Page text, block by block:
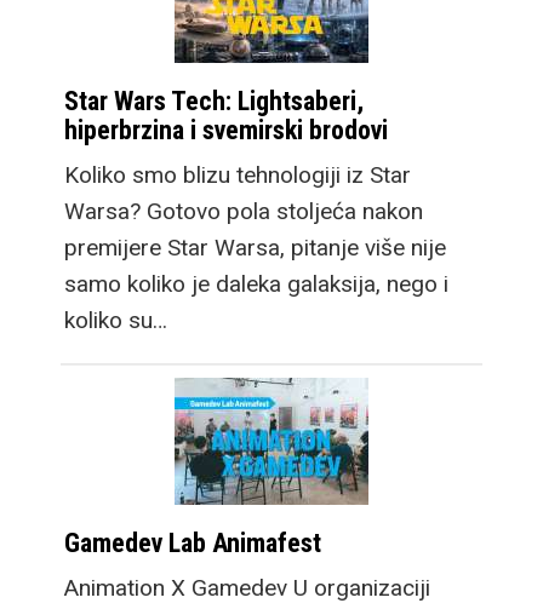
Star Wars Tech: Lightsaberi,
hiperbrzina i svemirski brodovi
Koliko smo blizu tehnologiji iz Star
Warsa? Gotovo pola stoljeća nakon
premijere Star Warsa, pitanje više nije
samo koliko je daleka galaksija, nego i
koliko su…
Gamedev Lab Animafest
Animation X Gamedev U organizaciji